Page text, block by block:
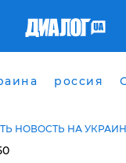
россия
НОВОСТЬ НА